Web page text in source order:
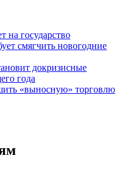
на государство
смягчить новогодние
докризисные
года
«выносную» торговлю